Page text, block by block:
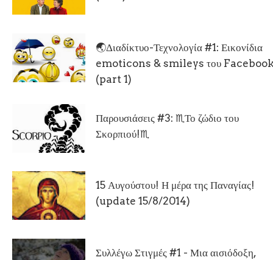
🌏Διαδίκτυο-Τεχνολογία #1: Εικονίδια
emoticons & smileys του
(part 1)
Παρουσιάσεις #3: ♏Το ζώδιο του
Σκορπιού!♏
15 Αυγούστου! Η μέρα της Παναγίας!
(update 15/8/2014)
Συλλέγω Στιγμές #1 - Μια αισιόδοξη,